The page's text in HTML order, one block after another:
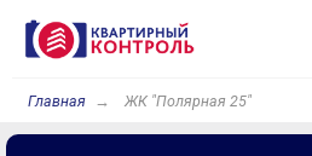
Главная ЖК "Полярная 25"